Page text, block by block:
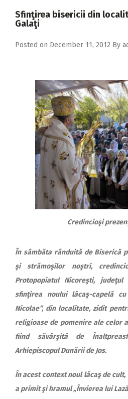
2017
2016
Sfinţirea bisericii din
Galaţi
Posted on December 11, 2012 By
Credincioşi
În sâmbăta rânduită de Biserică
şi strămoşilor noştri,
Protopopiatul Nicoreşti,
sfinţirea noului lăcaş-capelă
Nicolae“, din localitate, zidit
religioase de pomenire ale celor
fiind săvârşită de
Arhiepiscopul Dunării de Jos.
În acest context noul lăcaş de
a primit şi hramul „Învierea lui